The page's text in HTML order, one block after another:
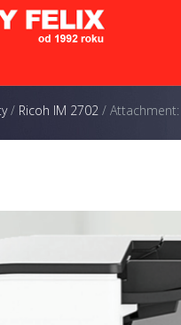
/ Ricoh IM 2702 / Attachment: